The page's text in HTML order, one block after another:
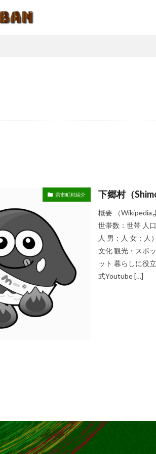
県市町村紹介 下郷村（
概要 （Wikipedia
世帯数：世帯 人
人 男：人 女：人
文化 観光・スポ
ット 暮らしに役
式Youtube […]